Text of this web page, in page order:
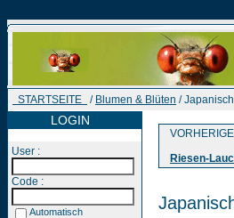
STARTSEITE / Blumen & Blüten /
LOGIN
User :
Code :
Automatisch
Riesen-